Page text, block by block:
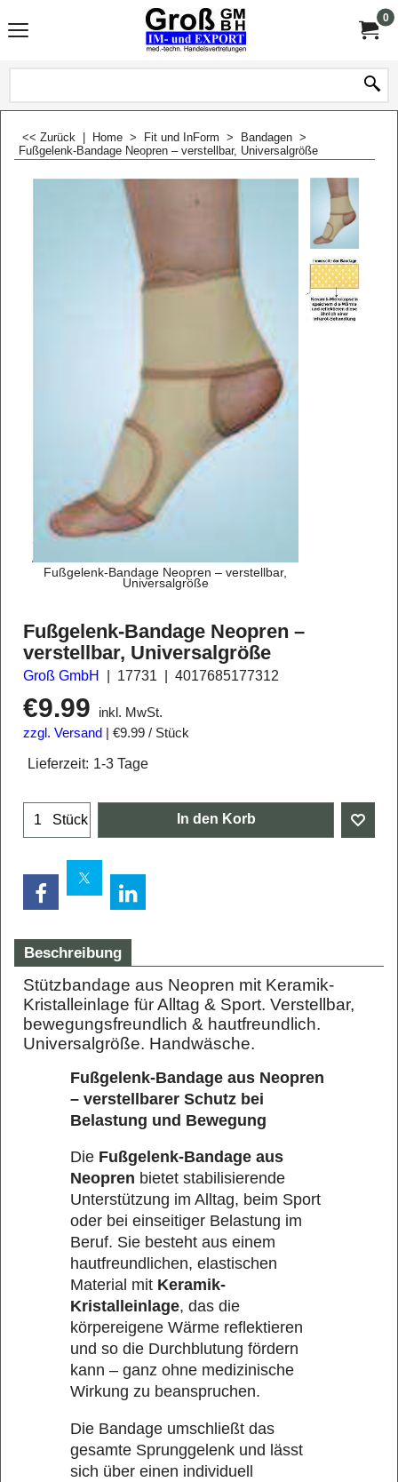
0
<< Zurück Home > Fit und InForm > Bandagen >
Fußgelenk-Bandage Neopren – verstellbar, Universalgröße
Fußgelenk-Bandage Neopren – verstellbar,
Universalgröße
Fußgelenk-Bandage Neopren –
verstellbar, Universalgröße
Groß GmbH 17731 4017685177312
€9.99
inkl. MwSt.
zzgl. Versand
€9.99 / Stück
Lieferzeit: 1-3 Tage
Stück In den Korb
Beschreibung
Stützbandage aus Neopren mit Keramik-
Kristalleinlage für Alltag & Sport. Verstellbar,
bewegungsfreundlich & hautfreundlich.
Universalgröße. Handwäsche.
Fußgelenk-Bandage aus Neopren
– verstellbarer Schutz bei
Belastung und Bewegung
Die Fußgelenk-Bandage aus
Neopren bietet stabilisierende
Unterstützung im Alltag, beim Sport
oder bei einseitiger Belastung im
Beruf. Sie besteht aus einem
hautfreundlichen, elastischen
Material mit Keramik-
Kristalleinlage, das die
körpereigene Wärme reflektieren
und so die Durchblutung fördern
kann – ganz ohne medizinische
Wirkung zu beanspruchen.
Die Bandage umschließt das
gesamte Sprunggelenk und lässt
sich über einen individuell